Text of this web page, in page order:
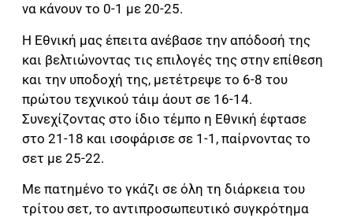
να κάνουν το 0-1 με 20-25.
Η Εθνική μας έπειτα ανέβασε την απόδοσή της
και βελτιώνοντας τις επιλογές της στην επίθεση
και την υποδοχή της, μετέτρεψε το 6-8 του
πρώτου τεχνικού τάιμ άουτ σε 16-14.
Συνεχίζοντας στο ίδιο τέμπο η Εθνική έφτασε
στο 21-18 και ισοφάρισε σε 1-1, παίρνοντας το
σετ με 25-22.
Με πατημένο το γκάζι σε όλη τη διάρκεια του
τρίτου σετ, το αντιπροσωπευτικό συγκρότημα